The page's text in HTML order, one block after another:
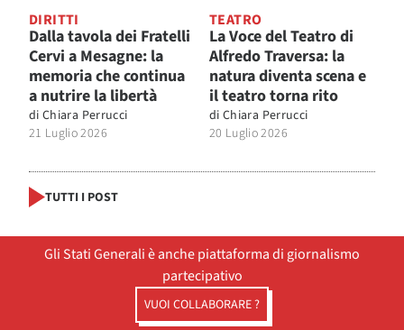
DIRITTI
Dalla tavola dei Fratelli
Cervi a Mesagne: la
memoria che continua
a nutrire la libertà
di Chiara Perrucci
21 Luglio 2026
TEATRO
La Voce del Teatro di
Alfredo Traversa: la
natura diventa scena e
il teatro torna rito
di Chiara Perrucci
20 Luglio 2026
TUTTI I POST
Gli Stati Generali è anche piattaforma di giornalismo
partecipativo
VUOI COLLABORARE ?